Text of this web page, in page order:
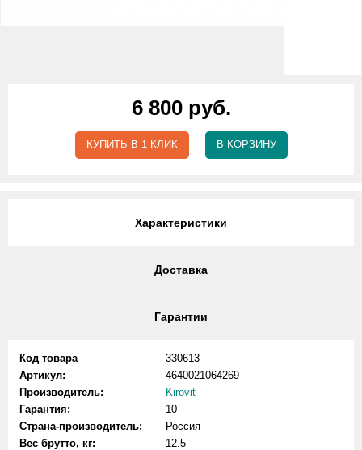
6 800 руб.
КУПИТЬ В 1 КЛИК В КОРЗИНУ
Характеристики
Доставка
Гарантии
Код товара
330613
Артикул:
4640021064269
Производитель:
Kirovit
Гарантия:
10
Страна-производитель:
Россия
Вес брутто, кг:
12.5